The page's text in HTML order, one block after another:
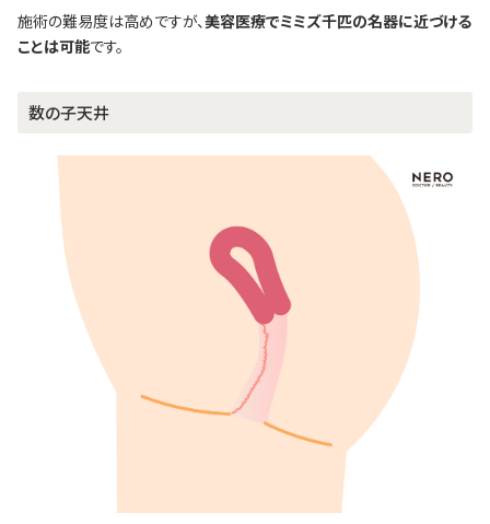
施術の難易度は高めですが、美容医療でミミズ千匹の名器に近づける
ことは可能です。
数の子天井